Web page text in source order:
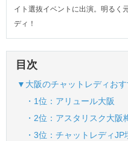
イト選抜イベントに出演。明るく
ディ！
目次
▼大阪のチャットレディお
・1位：アリュール大阪
・2位：アスタリスク大阪
・3位：チャットレディJP